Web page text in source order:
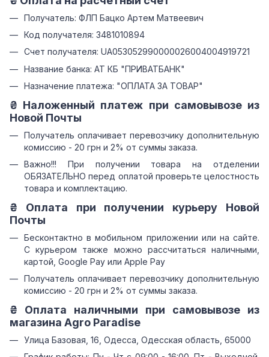
Получатель: ФЛП Бацко Артем Матвеевич
Код получателя: 3481010894
Счет получателя: UA053052990000026004004919721
Название банка: АТ КБ "ПРИВАТБАНК"
Назначение платежа: "ОПЛАТА ЗА ТОВАР"
₴ Наложенный платеж при самовывозе из
Новой Почты
Получатель оплачивает перевозчику дополнительную
комиссию - 20 грн и 2% от суммы заказа.
Важно!!! При получении товара на отделении
ОБЯЗАТЕЛЬНО перед оплатой проверьте целостность
товара и комплектацию.
₴ Оплата при получении курьеру Новой
Почты
Бесконтактно в мобильном приложении или на сайте.
С курьером также можно рассчитаться наличными,
картой, Google Pay или Apple Pay
Получатель оплачивает перевозчику дополнительную
комиссию - 20 грн и 2% от суммы заказа.
₴ Оплата наличными при самовывозе из
магазина Agro Paradise
Улица Базовая, 16, Одесса, Одесская область, 65000